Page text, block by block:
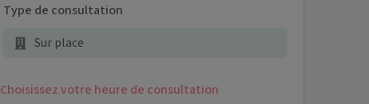
Type de consultation
Sur place
Choisissez votre heure de consultation